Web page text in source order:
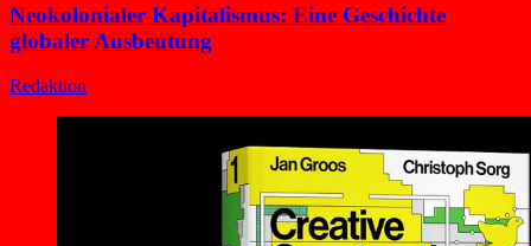
Neokolonialer Kapitalismus: Eine Geschichte
globaler Ausbeutung
Redaktion